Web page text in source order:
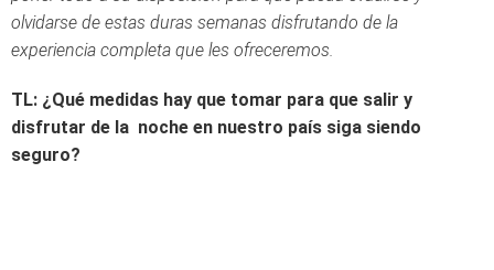
olvidarse de estas duras semanas disfrutando de la
experiencia completa que les ofreceremos.
TL: ¿Qué medidas hay que tomar para que salir y
disfrutar de la noche en nuestro país siga siendo
seguro?